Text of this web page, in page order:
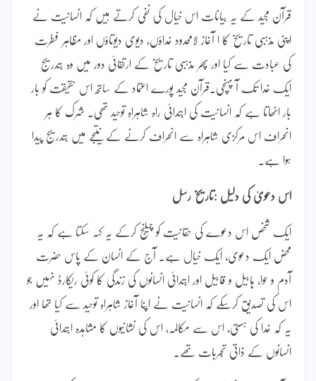
قرآن مجید کے یہ بیانات اس خیال کی نفی کرتے ہیں کہ انسانیت نے
اپنی مذہبی تاریخ کا ا آغاز لامحدود خداؤں، دیوی دیوتاؤں اور مظاہر فطرت
کی عبادت سے کیا اور پھر مذہبی تاریخ کے ارتقائی دور میں وہ بتدریج
ایک خدا تک آ پہنچی۔قرآن مجید پورے اعتماد کے ساتھ اس حقیقت کو بار
بار اٹھاتا ہے کہ انسانیت کی ابتدائی راہ شاہراہ توحید تھی۔ شرک کا ہر
انحراف اس مرکزی شاہراہ سے انحراف کرنے کے نتیجے میں بتدریج پیدا
ہوا ہے۔
اس دعویٰ کی دلیل :تاریخ رسل
ایک شخص اس دعوے کی حقانیت کو چیلنج کرکے یہ کہہ سکتا ہے کہ یہ
محض ایک دعویٰ، ایک خیال ہے۔ آج کے انسان کے پاس حضرت
آدم و حوا، ہابیل و قابیل اور ابتدائی انسانوں کی زندگی کا کوئی ریکارڈ نہیں جو
اس کی تصدیق کرسکے کہ انسانیت نے اپنا آغاز شاہراہ توحید سے کیا تھا اور
یہ کہ خدا کی ہستی، اس سے مکالمہ، اس کی نشانیوں کا مشاہدہ ابتدائی
انسانوں کے ذاتی تجربات تھے۔